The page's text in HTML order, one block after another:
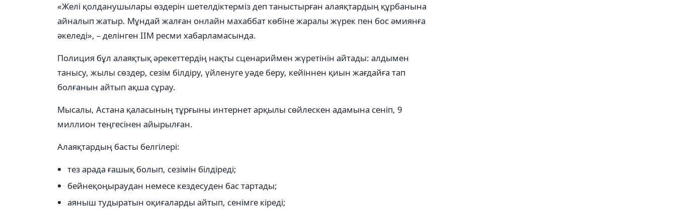
«Желі қолданушылары өздерін шетелдіктерміз деп таныстырған алаяқтардың құрбанына
айналып жатыр. Мұндай жалған онлайн махаббат көбіне жаралы жүрек пен бос әмиянға
әкеледі», – делінген ІІМ ресми хабарламасында.
Полиция бұл алаяқтық әрекеттердің нақты сценариймен жүретінін айтады: алдымен
танысу, жылы сөздер, сезім білдіру, үйленуге уәде беру, кейіннен қиын жағдайға тап
болғанын айтып ақша сұрау.
Мысалы, Астана қаласының тұрғыны интернет арқылы сөйлескен адамына сеніп, 9
миллион теңгесінен айырылған.
Алаяқтардың басты белгілері:
тез арада ғашық болып, сезімін білдіреді;
бейнеқоңыраудан немесе кездесуден бас тартады;
аяныш тудыратын оқиғаларды айтып, сенімге кіреді;